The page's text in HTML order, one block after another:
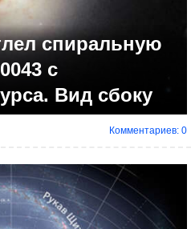
спиральную
с
Вид сбоку
Комментариев: 0